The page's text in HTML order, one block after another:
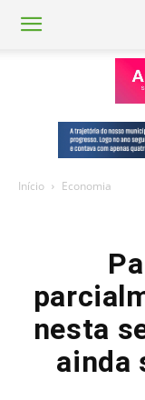
Início Economia
nesta
ainda